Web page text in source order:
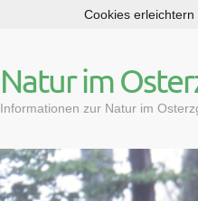
p
t
c
o
n
Natur im
Informationen zur Natur im
Cookies